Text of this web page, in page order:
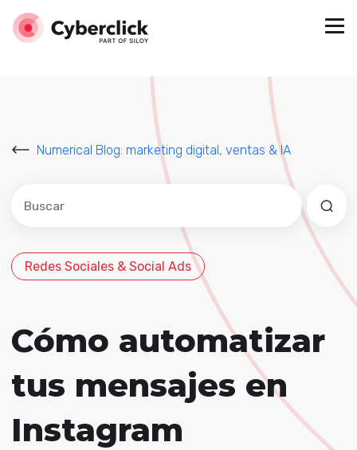
Numerical Blog: marketing digital, ventas & IA
Este es un campo de búsqueda con una función de
No hay sugerencias porque el campo de
Redes Sociales & Social Ads
Cómo automatizar
tus mensajes en
Instagram